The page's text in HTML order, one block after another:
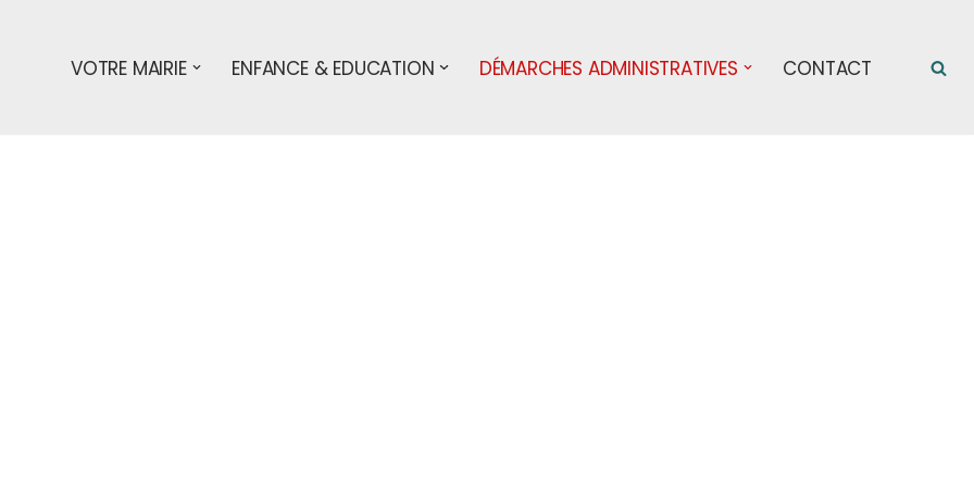
VOTRE MAIRIE ENFANCE & EDUCATION DÉMARCHES ADMINISTRATIVES CONTACT